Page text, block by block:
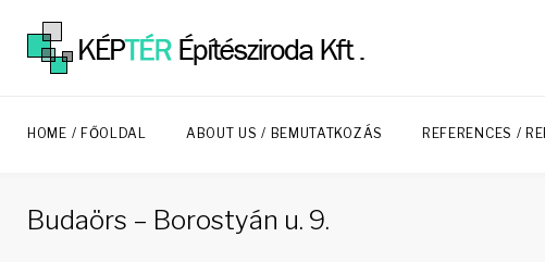
HOME / FŐOLDAL ABOUT US / BEMUTATKOZÁS REFERENCES /
Budaörs – Borostyán u. 9.